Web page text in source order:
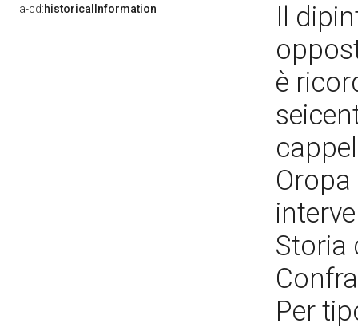
a-cd:historicalInformation
Il
è
Storia
Per